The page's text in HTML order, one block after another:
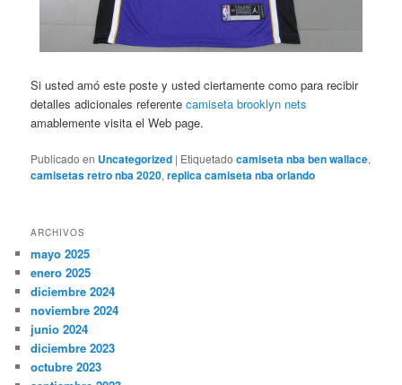
Si usted amó este poste y usted ciertamente como para recibir
detalles adicionales referentecamiseta brooklyn nets
amablemente visita el Web page.
Publicado en Uncategorized | Etiquetado camiseta nba ben wallace,
camisetas retro nba 2020,replica camiseta nba orlando
ARCHIVOS
mayo 2025
enero 2025
diciembre 2024
noviembre 2024
junio 2024
diciembre 2023
octubre 2023